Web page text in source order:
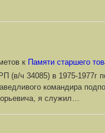
к Памяти старшего
(в/ч 34085) в 1975-1977г
командира
я служил…